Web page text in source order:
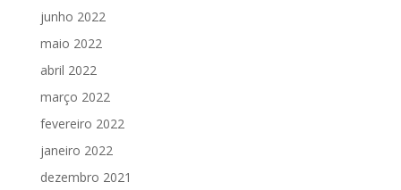
junho 2022
maio 2022
abril 2022
março 2022
fevereiro 2022
janeiro 2022
dezembro 2021